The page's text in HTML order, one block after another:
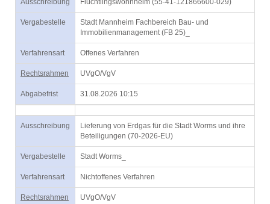
Ausschreibung Flüchtlingswohnheim (55-41-121866600-029)
Vergabestelle
Stadt Mannheim Fachbereich Bau- und
Immobilienmanagement (FB 25)_
Verfahrensart Offenes Verfahren
Rechtsrahmen UVgO/VgV
Abgabefrist 31.08.2026 10:15
Ausschreibung
Lieferung von Erdgas für die Stadt Worms und ihre
Beteiligungen (70-2026-EU)
Vergabestelle Stadt Worms_
Verfahrensart Nichtoffenes Verfahren
Rechtsrahmen UVgO/VgV